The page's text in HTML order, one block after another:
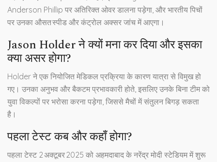
Anderson Phillip पर अतिरिक्त ओवर डालना पड़ेगा, और भारतीय पिचों
पर उनका औसत स्पीड और कंट्रोल अक्सर जांच में आएगा।
Jason Holder ने क्यों मना कर दिया और इसका
क्या असर होगा?
Holder ने एक नियोजित मेडिकल प्रक्रिया के कारण यात्रा से विमुख हो
गए। उनका अनुभव और बैकटम प्रभावकारी होते, इसलिए उनके बिना टीम को
युवा विकल्पों पर भरोसा करना पड़ेगा, जिससे मैचों में संतुलन बिगड़ सकता
है।
पहला टेस्ट कब और कहाँ होगा?
पहला टेस्ट 2 अक्टूबर 2025 को अहमदाबाद के नरेंद्र मोदी स्टेडियममें शुरू